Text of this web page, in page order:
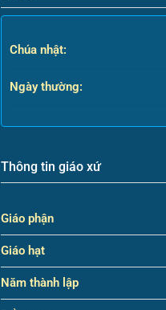
Chúa nhật:
Ngày thường:
Thông tin giáo xứ
Giáo phận
Giáo hạt
Năm thành lập